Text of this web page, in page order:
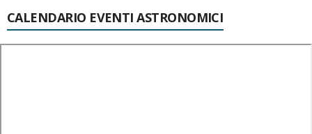
CALENDARIO EVENTI ASTRONOMICI